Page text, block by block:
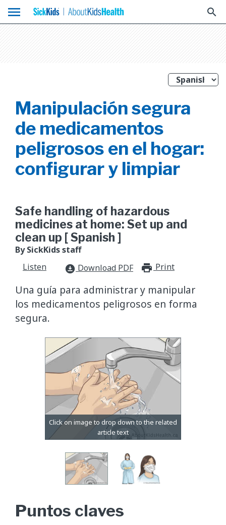
menu search
Manipulación segura
de medicamentos
peligrosos en el hogar:
configurar y limpiar
Safe handling of hazardous
medicines at home: Set up and
clean up [ Spanish ]
By SickKids staff
Listen
download_for_offline Download PDF Print
Una guía para administrar y manipular
los medicamentos peligrosos en forma
segura.
Puntos claves